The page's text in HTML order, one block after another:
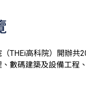
THEi高科院）開辦
數碼建築及設備工程